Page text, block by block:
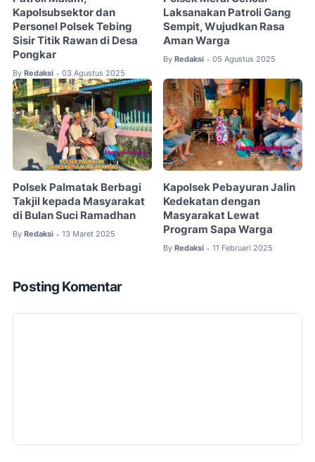
Kapolsubsektor dan
Personel Polsek Tebing
Sisir Titik Rawan di Desa
Pongkar
By Redaksi • 03 Agustus 2025
Laksanakan Patroli Gang
Sempit, Wujudkan Rasa
Aman Warga
By Redaksi • 05 Agustus 2025
Polsek Palmatak Berbagi
Takjil kepada Masyarakat
di Bulan Suci Ramadhan
By Redaksi • 13 Maret 2025
Kapolsek Pebayuran Jalin
Kedekatan dengan
Masyarakat Lewat
Program Sapa Warga
By Redaksi • 11 Februari 2025
Posting Komentar